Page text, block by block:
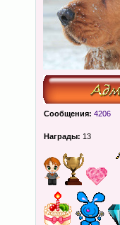
Сообщения: 4206
Награды: 13